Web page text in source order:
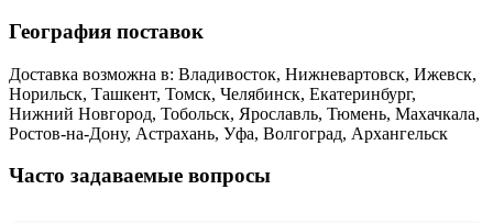
География поставок
Доставка возможна в: Владивосток, Нижневартовск, Ижевск,
Норильск, Ташкент, Томск, Челябинск, Екатеринбург,
Нижний Новгород, Тобольск, Ярославль, Тюмень, Махачкала,
Ростов-на-Дону, Астрахань, Уфа, Волгоград, Архангельск
Часто задаваемые вопросы